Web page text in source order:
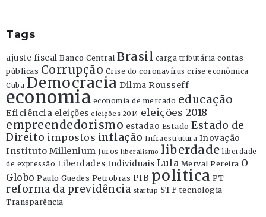
Tags
ajuste fiscal Banco Central Brasil carga tributária contas
públicas Corrupção Crise do coronavírus crise econômica
Cuba Democracia Dilma Rousseff
economia economia de mercado educação
Eficiência eleições eleições 2014 eleições 2018
empreendedorismo estadao Estado Estado de
Direito impostos inflação Infraestrutura Inovação
Instituto Millenium Juros liberalismo liberdade liberdade
de expressão Liberdades Individuais Lula Merval Pereira O
Globo Paulo Guedes Petrobras PIB politica PT
reforma da previdência startup STF tecnologia
Transparência